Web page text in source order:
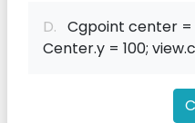
D. Cgpoint center =
Center.y = 100;